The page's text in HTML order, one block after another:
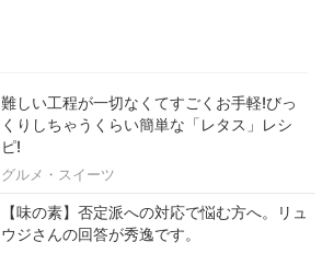
難しい工程が一切なくてすごくお手軽!びっ
くりしちゃうくらい簡単な「レタス」レシ
ピ!
グルメ・スイーツ
【味の素】否定派への対応で悩む方へ。リュ
ウジさんの回答が秀逸です。